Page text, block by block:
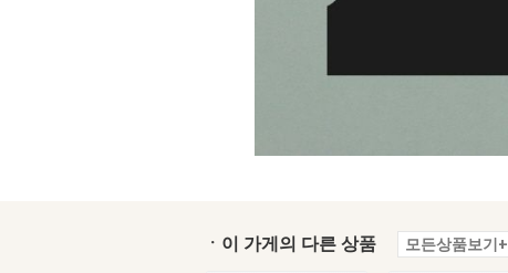
ㆍ이 가게의 다른 상품 모든상품보기+